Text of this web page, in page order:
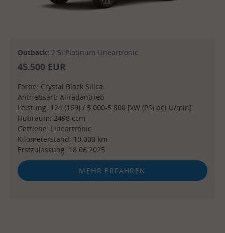
Outback: 2.5i Platinum Lineartronic
45.500 EUR
Farbe: Crystal Black Silica
Antriebsart: Allradantrieb
Leistung: 124 (169) / 5.000-5.800 [kW (PS) bei U/min]
Hubraum: 2498 ccm
Getriebe: Lineartronic
Kilometerstand: 10.000 km
Erstzulassung: 18.06.2025
MEHR ERFAHREN